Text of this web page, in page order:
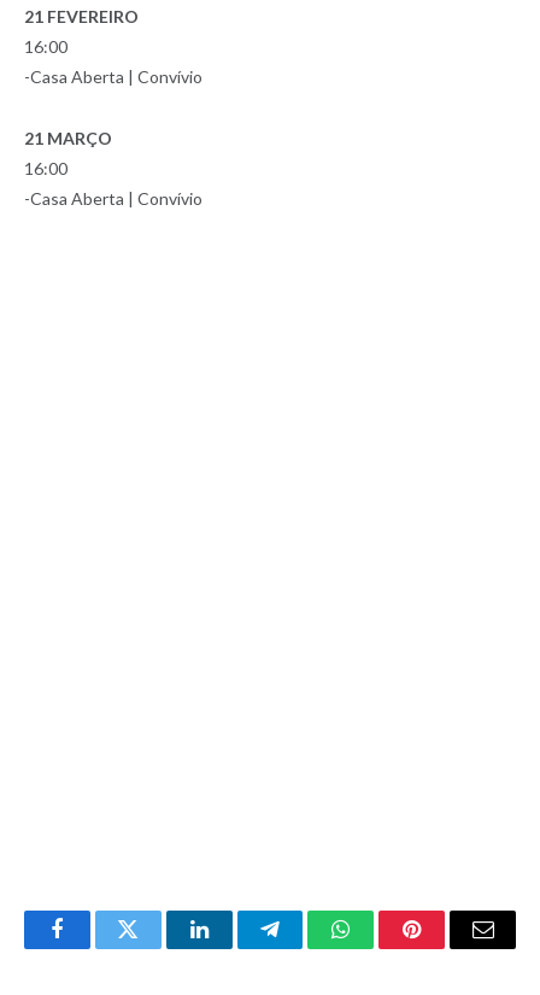
21 FEVEREIRO
16:00
-Casa Aberta | Convívio
21 MARÇO
16:00
-Casa Aberta | Convívio
FacebookTwitter LinkedInTelegramWhatsAppPinterestEmail